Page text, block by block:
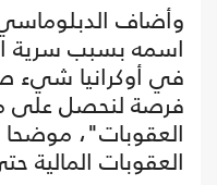
وأضاف
اسمه بسبب سرية
في أوكرانيا شيء
فرصة لنحصل على ما
العقوبات"، موضحا
العقوبات المالية